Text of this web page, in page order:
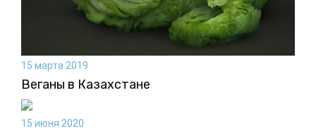
15 марта 2019
Веганы в Казахстане
15 июня 2020